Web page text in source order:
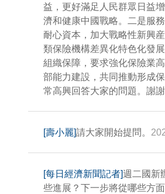
益，更好滿足人民群眾日益
濟和健康中國戰略。二是服
耐心資本，加大戰略性新興
類保險機構差異化特色化發
組織保障，要求強化保險業
部能力建設，共同推動形成
常高興回答大家的問題。謝謝
[壽小麗]請大家開始提問。
[每日經濟新聞記者]週二國新
些進展？下一步將從哪些方面